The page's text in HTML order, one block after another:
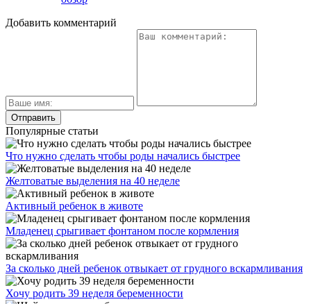
Добавить комментарий
Популярные статьи
Что нужно сделать чтобы роды начались быстрее
Желтоватые выделения на 40 неделе
Активный ребенок в животе
Младенец срыгивает фонтаном после кормления
За сколько дней ребенок отвыкает от грудного вскармливания
Хочу родить 39 неделя беременности